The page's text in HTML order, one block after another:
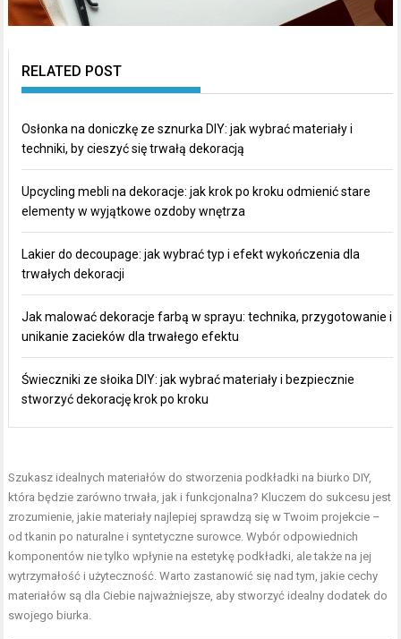
RELATED POST
Osłonka na doniczkę ze sznurka DIY: jak wybrać materiały i
techniki, by cieszyć się trwałą dekoracją
Upcycling mebli na dekoracje: jak krok po kroku odmienić stare
elementy w wyjątkowe ozdoby wnętrza
Lakier do decoupage: jak wybrać typ i efekt wykończenia dla
trwałych dekoracji
Jak malować dekoracje farbą w sprayu: technika, przygotowanie i
unikanie zacieków dla trwałego efektu
Świeczniki ze słoika DIY: jak wybrać materiały i bezpiecznie
stworzyć dekorację krok po kroku
Szukasz idealnych materiałów do stworzenia podkładki na biurko DIY,
która będzie zarówno trwała, jak i funkcjonalna? Kluczem do sukcesu jest
zrozumienie, jakie materiały najlepiej sprawdzą się w Twoim projekcie –
od tkanin po naturalne i syntetyczne surowce. Wybór odpowiednich
komponentów nie tylko wpłynie na estetykę podkładki, ale także na jej
wytrzymałość i użyteczność. Warto zastanowić się nad tym, jakie cechy
materiałów są dla Ciebie najważniejsze, aby stworzyć idealny dodatek do
swojego biurka.